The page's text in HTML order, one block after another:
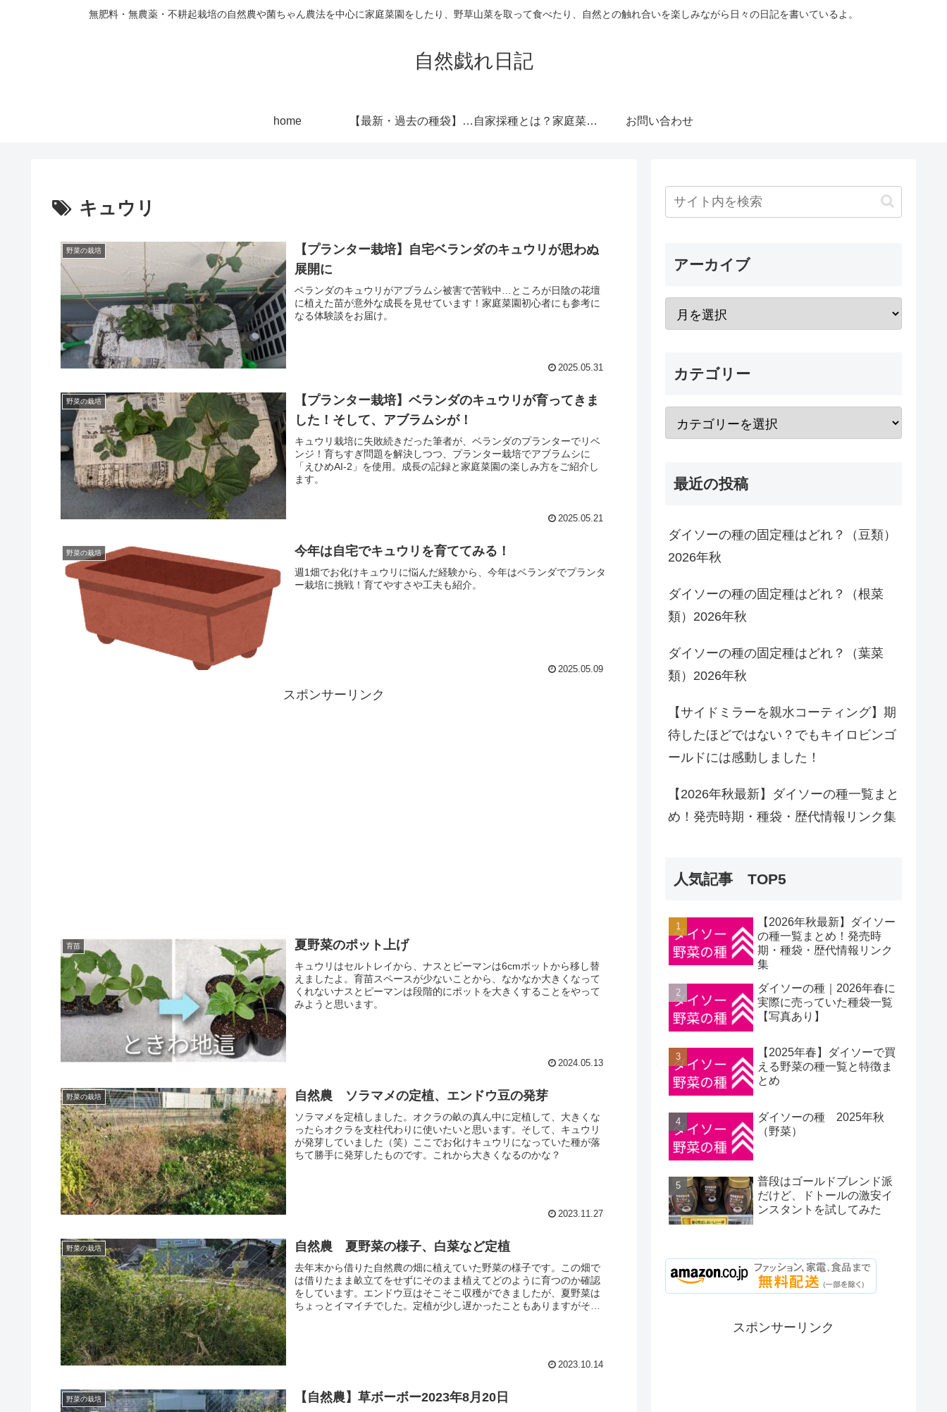
無肥料・無農薬・不耕起栽培の自然農や菌ちゃん農法を中心に家庭菜園をしたり、野草山菜を取って食べたり、自然との触れ合いを楽しみながら日々の日記を書いているよ。
自然戯れ日記
home 【最新・過去の種袋】ダイソーの種一覧まとめ！発売時期・全種類・栽培記録歴代リンク集 自家採種とは？家庭菜園で種をつなぐという選択 お問い合わせ
キュウリ
野菜の栽培
【プランター栽培】自宅ベランダのキュウリが思わぬ
展開に
ベランダのキュウリがアブラムシ被害で苦戦中…ところが日陰の花壇
に植えた苗が意外な成長を見せています！家庭菜園初心者にも参考に
なる体験談をお届け。
2025.05.31
野菜の栽培
【プランター栽培】ベランダのキュウリが育ってきま
した！そして、アブラムシが！
キュウリ栽培に失敗続きだった筆者が、ベランダのプランターでリベ
ンジ！育ちすぎ問題を解決しつつ、プランター栽培でアブラムシに
「えひめAI-2」を使用。成長の記録と家庭菜園の楽しみ方をご紹介し
ます。
2025.05.21
野菜の栽培 今年は自宅でキュウリを育ててみる！
週1畑でお化けキュウリに悩んだ経験から、今年はベランダでプランタ
ー栽培に挑戦！育てやすさや工夫も紹介。
2025.05.09
スポンサーリンク
育苗 夏野菜のポット上げ
キュウリはセルトレイから、ナスとピーマンは6cmポットから移し替
えましたよ。育苗スペースが少ないことから、なかなか大きくなって
くれないナスとピーマンは段階的にポットを大きくすることをやって
みようと思います。
2024.05.13
野菜の栽培 自然農 ソラマメの定植、エンドウ豆の発芽
ソラマメを定植しました。オクラの畝の真ん中に定植して、大きくな
ったらオクラを支柱代わりに使いたいと思います。そして、キュウリ
が発芽していました（笑）ここでお化けキュウリになっていた種が落
ちて勝手に発芽したものです。これから大きくなるのかな？
2023.11.27
野菜の栽培 自然農 夏野菜の様子、白菜など定植
去年末から借りた自然農の畑に植えていた野菜の様子です。この畑で
は借りたまま畝立てをせずにそのまま植えてどのように育つのか確認
をしています。エンドウ豆はそこそこ収穫ができましたが、夏野菜は
ちょっとイマイチでした。定植が少し遅かったこともありますがそれ
2023.10.14
野菜の栽培 【自然農】草ボーボー2023年8月20日
アーカイブ
カテゴリー
最近の投稿
ダイソーの種の固定種はどれ？（豆類）
2026年秋
ダイソーの種の固定種はどれ？（根菜
類）2026年秋
ダイソーの種の固定種はどれ？（葉菜
類）2026年秋
【サイドミラーを親水コーティング】期
待したほどではない？でもキイロビンゴ
ールドには感動しました！
【2026年秋最新】ダイソーの種一覧まと
め！発売時期・種袋・歴代情報リンク集
人気記事 TOP5
【2026年秋最新】ダイソー
の種一覧まとめ！発売時
期・種袋・歴代情報リンク
集
ダイソーの種｜2026年春に
実際に売っていた種袋一覧
【写真あり】
【2025年春】ダイソーで買
える野菜の種一覧と特徴ま
とめ
ダイソーの種 2025年秋
（野菜）
普段はゴールドブレンド派
だけど、ドトールの激安イ
ンスタントを試してみた
スポンサーリンク